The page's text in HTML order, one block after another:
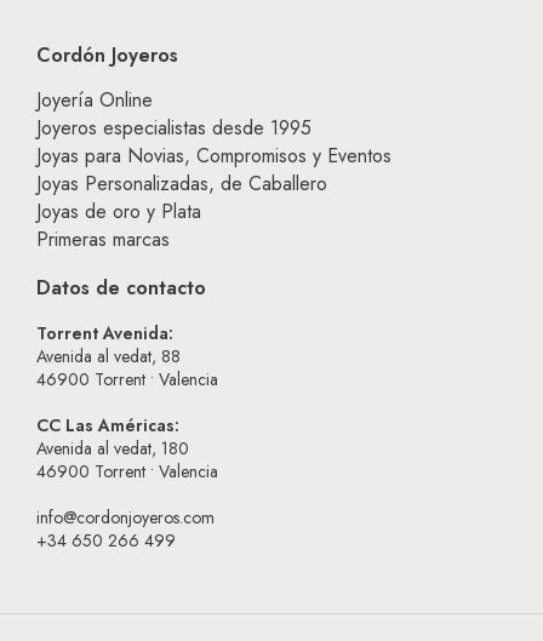
Cordón Joyeros
Joyería Online
Joyeros especialistas desde 1995
Joyas para Novias, Compromisos y Eventos
Joyas Personalizadas, de Caballero
Joyas de oro y Plata
Primeras marcas
Datos de contacto
Torrent Avenida:
Avenida al vedat, 88
46900 Torrent • Valencia
CC Las Américas:
Avenida al vedat, 180
46900 Torrent • Valencia
info@cordonjoyeros.com
+34 650 266 499